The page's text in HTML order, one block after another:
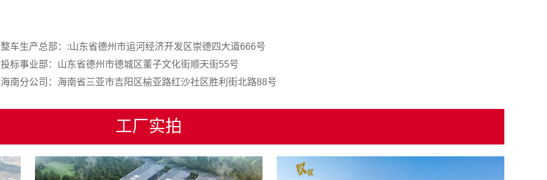
整车生产总部：:山东省德州市运河经济开发区崇德四大道666号
投标事业部：山东省德州市德城区董子文化街顺天街55号
海南分公司：海南省三亚市吉阳区榆亚路红沙社区胜利街北路88号
工厂实拍